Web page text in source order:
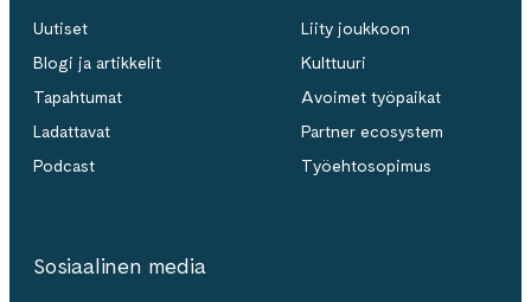
Uutiset
Blogi ja artikkelit
Tapahtumat
Ladattavat
Podcast
Liity joukkoon
Kulttuuri
Avoimet työpaikat
Partner ecosystem
Työehtosopimus
Sosiaalinen media